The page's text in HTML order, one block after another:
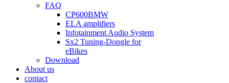
FAQ
CP600BMW
ELA amplifiers
Infotainment Audio System
Sx2 Tuning-Dongle for
eBikes
Download
About us
contact